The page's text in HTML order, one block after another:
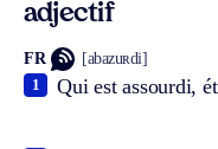
adjectif
FR [abazuʀdi]
Qui est assourdi,
1